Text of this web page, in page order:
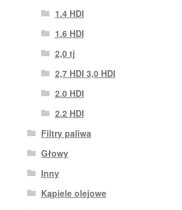
1.4 HDI
1.6 HDI
2,0 tj
2,7 HDI 3,0 HDI
2.0 HDI
2.2 HDI
Filtry paliwa
Głowy
Inny
Kąpiele olejowe